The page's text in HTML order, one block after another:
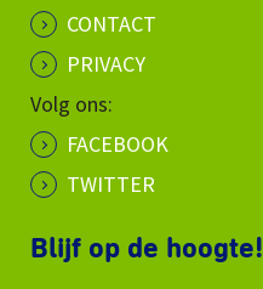
CONTACT
PRIVACY
Volg ons:
FACEBOOK
TWITTER
Blijf op de hoogte!